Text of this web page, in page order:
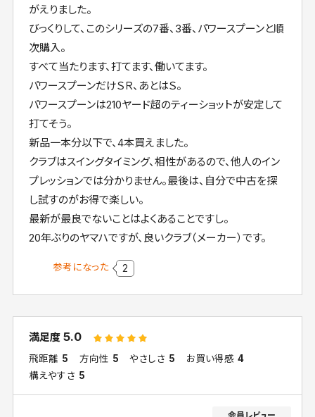
がえりました。
びっくりして、このシリーズの7番、3番、パワースプーンと順
次購入。
すべて当たります、打てます、働いてます。
パワースプーンだけＳＲ、あとはＳ。
パワースプーンは210ヤード超のティーショットが安定して
打てそう。
新品一本分以下で、4本買えました。
クラブはスイングタイミング、相性があるので、他人のイン
プレッションでは分かりません。最後は、自分で中古を探
し試すのがお得で楽しい。
最新が最良でないことはよくあることですし。
20年ぶりのヤマハですが、良いクラブ（メーカー）です。
参考になった 2
満足度5.0
飛距離 5 方向性 5 やさしさ 5 お買い得感 4
構えやすさ 5